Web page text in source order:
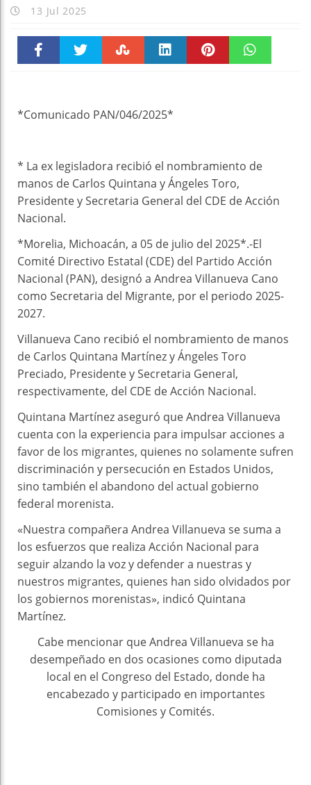
13 Jul 2025
*Comunicado PAN/046/2025*
* La ex legisladora recibió el nombramiento de
manos de Carlos Quintana y Ángeles Toro,
Presidente y Secretaria General del CDE de Acción
Nacional.
*Morelia, Michoacán, a 05 de julio del 2025*.-El
Comité Directivo Estatal (CDE) del Partido Acción
Nacional (PAN), designó a Andrea Villanueva Cano
como Secretaria del Migrante, por el periodo 2025-
2027.
Villanueva Cano recibió el nombramiento de manos
de Carlos Quintana Martínez y Ángeles Toro
Preciado, Presidente y Secretaria General,
respectivamente, del CDE de Acción Nacional.
Quintana Martínez aseguró que Andrea Villanueva
cuenta con la experiencia para impulsar acciones a
favor de los migrantes, quienes no solamente sufren
discriminación y persecución en Estados Unidos,
sino también el abandono del actual gobierno
federal morenista.
«Nuestra compañera Andrea Villanueva se suma a
los esfuerzos que realiza Acción Nacional para
seguir alzando la voz y defender a nuestras y
nuestros migrantes, quienes han sido olvidados por
los gobiernos morenistas», indicó Quintana
Martínez.
Cabe mencionar que Andrea Villanueva se ha
desempeñado en dos ocasiones como diputada
local en el Congreso del Estado, donde ha
encabezado y participado en importantes
Comisiones y Comités.